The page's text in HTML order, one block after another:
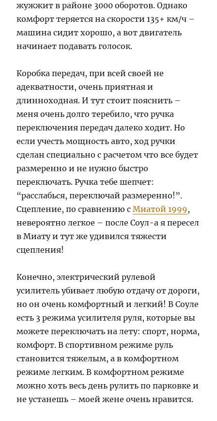
жужжит в районе 3000 оборотов. Однако
комфорт теряется на скорости 135+ км/ч –
машина сидит хорошо, а вот двигатель
начинает подавать голосок.
Коробка передач, при всей своей не
адекватности, очень приятная и
длинноходная. И тут стоит пояснить –
меня очень долго теребило, что ручка
переключения передач далеко ходит. Но
если учесть мощность авто, ход ручки
сделан специально с расчетом что все будет
размеренно и не нужно быстро
переключать. Ручка тебе шепчет:
“расслабься, переключай размеренно!”.
Сцепление, по сравнению сМиатой 1999,
невероятно легкое – после Соул-а я пересел
в Миату и тут же удивился тяжести
сцепления!
Конечно, электрический рулевой
усилитель убивает любую отдачу от дороги,
но он очень комфортный и легкий! В Соуле
есть 3 режима усилителя руля, которые вы
можете переключать на лету: спорт, норма,
комфорт. В спортивном режиме руль
становится тяжелым, а в комфортном
режиме легким. В комфортном режиме
можно хоть весь день рулить по парковке и
не устанешь – моей жене очень нравится.